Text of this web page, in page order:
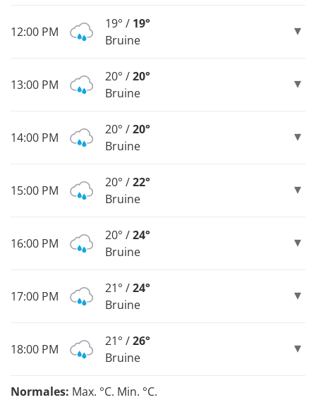
12:00 PM
19° / 19°
Bruine
13:00 PM
20° /20°
Bruine
14:00 PM
20° /20°
Bruine
15:00 PM
20° /22°
Bruine
16:00 PM
20° /24°
Bruine
17:00 PM
21° /24°
Bruine
18:00 PM
21° /26°
Bruine
Normales: Max. °C. Min. °C.